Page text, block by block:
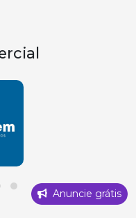
Anuncie grátis